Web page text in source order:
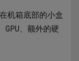
机箱底部的小盒
GPU、额外的硬